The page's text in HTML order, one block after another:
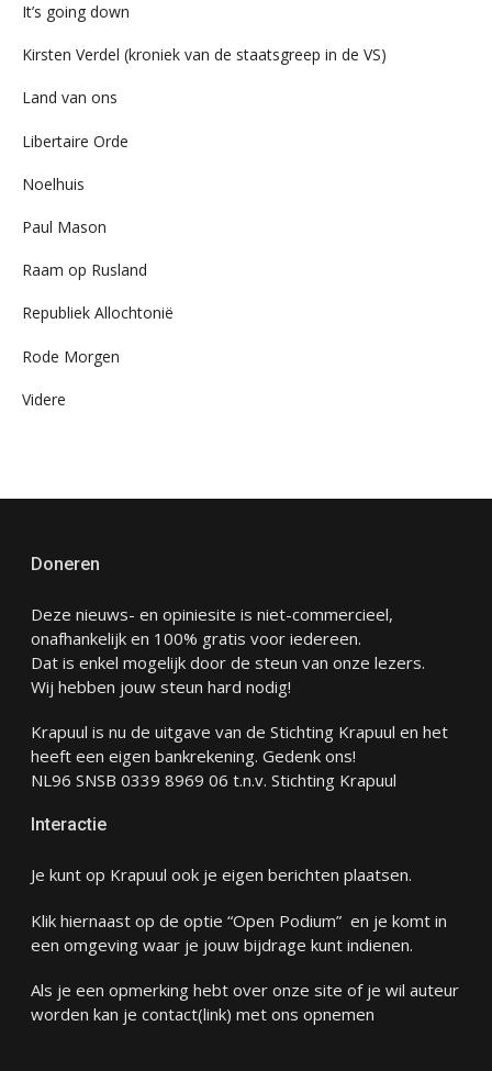
It’s going down
Kirsten Verdel (kroniek van de staatsgreep in de VS)
Land van ons
Libertaire Orde
Noelhuis
Paul Mason
Raam op Rusland
Republiek Allochtonië
Rode Morgen
Videre
Doneren
Deze nieuws- en opiniesite is niet-commercieel,
onafhankelijk en 100% gratis voor iedereen.
Dat is enkel mogelijk door de steun van onze lezers.
Wij hebben jouw steun hard nodig!
Krapuul is nu de uitgave van de Stichting Krapuul en het
heeft een eigen bankrekening. Gedenk ons!
NL96 SNSB 0339 8969 06 t.n.v. Stichting Krapuul
Interactie
Je kunt op Krapuul ook je eigen berichten plaatsen.
Klik hiernaast op de optie “Open Podium” en je komt in
een omgeving waar je jouw bijdrage kunt indienen.
Als je een opmerking hebt over onze site of je wil auteur
worden kan je contact(link) met ons opnemen